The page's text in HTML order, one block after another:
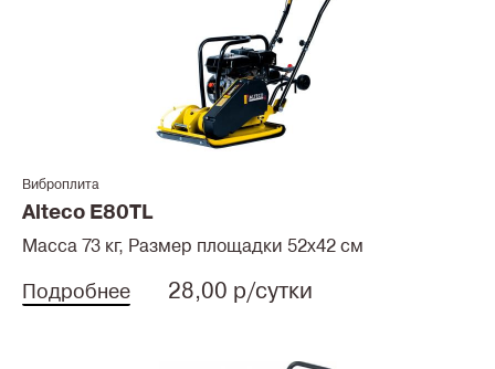
Виброплита
Alteco E80TL
Масса 73 кг, Размер площадки 52х42 см
Подробнее 28,00 р/сутки